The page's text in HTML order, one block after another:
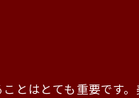
とはとても重要です